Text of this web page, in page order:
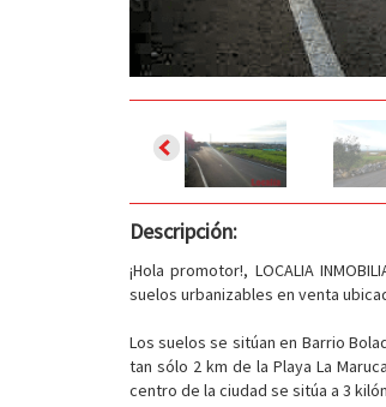
Descripción:
¡Hola promotor!, LOCALIA
suelos urbanizables en venta
Los suelos se sitúan en Barrio
tan sólo 2 km de la Playa La
centro de la ciudad se sitúa a 3